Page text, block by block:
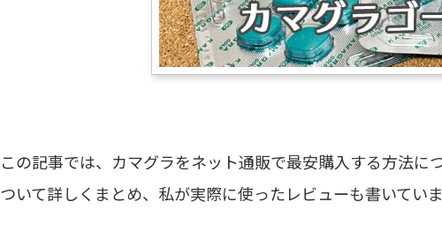
この記事では、カマグラをネット通販で最安購入する方法に
ついて詳しくまとめ、私が実際に使ったレビューも書いていま